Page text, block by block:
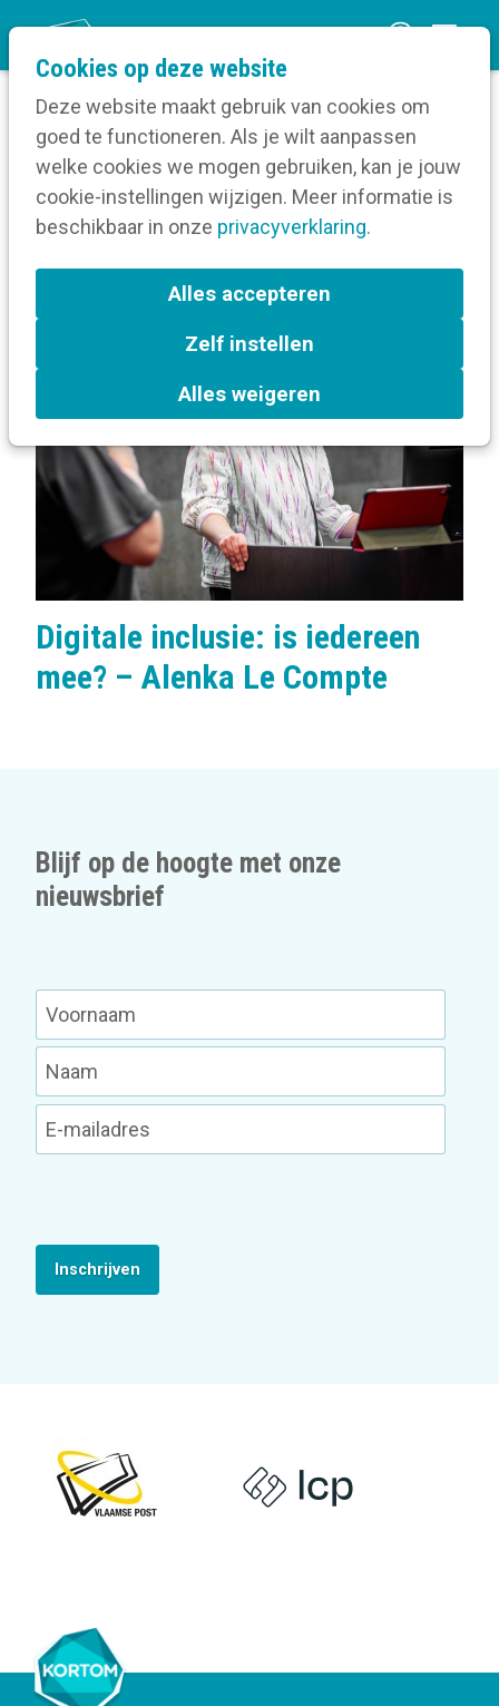
Cookies op deze website
Deze website maakt gebruik van cookies om
goed te functioneren. Als je wilt aanpassen
welke cookies we mogen gebruiken, kan je jouw
cookie-instellingen wijzigen. Meer informatie is
beschikbaar in onze privacyverklaring.
Alles accepteren
Zelf instellen
Alles weigeren
n
m
Home
Blog Berichten over E-inclusie
Berichten over E-inclusie
a
l
s
Digitale inclusie: is iedereen
mee? – Alenka Le Compte
Blijf op de hoogte met onze
nieuwsbrief
Inschrijven